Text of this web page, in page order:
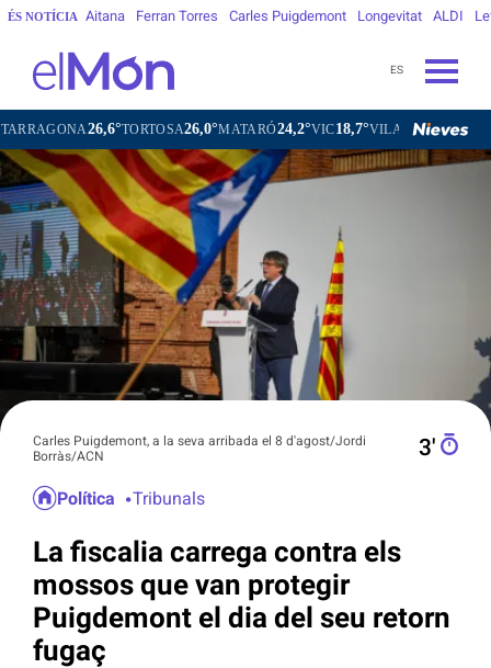
ÉS NOTÍCIA Aitana Ferran Torres Carles Puigdemont Longevitat ALDI
ES
26,6°TORTOSA26,0°MATARÓ24,2°VIC18,7°VILAFRANCA DEL
Carles Puigdemont, a la seva arribada el 8 d'agost/Jordi
Borràs/ACN
3′
Política Tribunals
La fiscalia carrega contra els
mossos que van protegir
Puigdemont el dia del seu retorn
fugaç